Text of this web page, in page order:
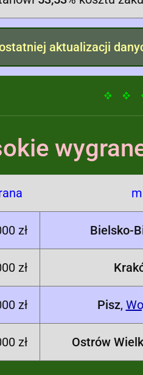
aktualizacji
zł Bielsko-
zł
zł Pisz,
zł Ostrów